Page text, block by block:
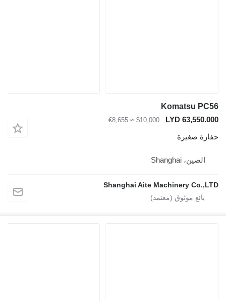
Komatsu
LYD
$10,000
≈ €8,655
صغيرة
الصين، Shanghai
Shanghai Aite Machinery